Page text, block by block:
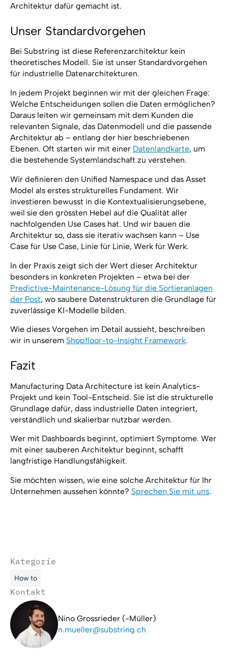
Kategorie
How to
Kontakt
Nino Grossrieder (-Müller)
n.mueller@substring.ch
Architektur dafür gemacht ist.
Unser Standardvorgehen
Bei Substring ist diese Referenzarchitektur kein
theoretisches Modell. Sie ist unser Standardvorgehen
für industrielle Datenarchitekturen.
In jedem Projekt beginnen wir mit der gleichen Frage:
Welche Entscheidungen sollen die Daten ermöglichen?
Daraus leiten wir gemeinsam mit dem Kunden die
relevanten Signale, das Datenmodell und die passende
Architektur ab – entlang der hier beschriebenen
Ebenen. Oft starten wir mit einer Datenlandkarte, um
die bestehende Systemlandschaft zu verstehen.
Wir definieren den Unified Namespace und das Asset
Model als erstes strukturelles Fundament. Wir
investieren bewusst in die Kontextualisierungsebene,
weil sie den grössten Hebel auf die Qualität aller
nachfolgenden Use Cases hat. Und wir bauen die
Architektur so, dass sie iterativ wachsen kann – Use
Case für Use Case, Linie für Linie, Werk für Werk.
In der Praxis zeigt sich der Wert dieser Architektur
besonders in konkreten Projekten – etwa bei der
Predictive-Maintenance-Lösung für die Sortieranlagen
der Post, wo saubere Datenstrukturen die Grundlage für
zuverlässige KI-Modelle bilden.
Wie dieses Vorgehen im Detail aussieht, beschreiben
wir in unserem Shopfloor-to-Insight Framework.
Fazit
Manufacturing Data Architecture ist kein Analytics-
Projekt und kein Tool-Entscheid. Sie ist die strukturelle
Grundlage dafür, dass industrielle Daten integriert,
verständlich und skalierbar nutzbar werden.
Wer mit Dashboards beginnt, optimiert Symptome. Wer
mit einer sauberen Architektur beginnt, schafft
langfristige Handlungsfähigkeit.
Sie möchten wissen, wie eine solche Architektur für Ihr
Unternehmen aussehen könnte? Sprechen Sie mit uns.